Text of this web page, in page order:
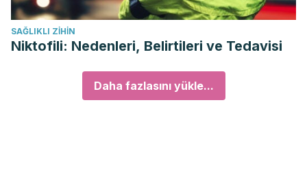
SAĞLIKLI ZIHIN
Niktofili: Nedenleri, Belirtileri ve Tedavisi
Daha fazlasını yükle...